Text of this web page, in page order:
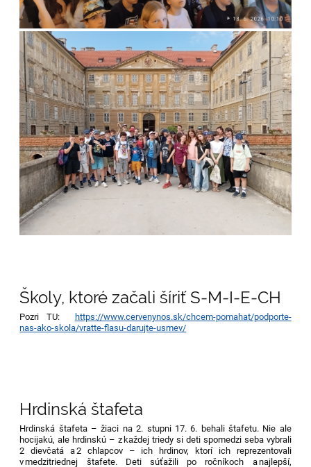
Školy, ktoré začali šíriť S-M-I-E-CH
Pozri TU:
https://www.cervenynos.sk/chcem-pomahat/podporte-
nas-ako-skola/vratte-flasu-darujte-usmev/
Hrdinská štafeta
Hrdinská štafeta – žiaci na 2. stupni 17. 6. behali štafetu. Nie ale
hocijakú, ale hrdinskú – z každej triedy si deti spomedzi seba vybrali
2 dievčatá a 2 chlapcov – ich hrdinov, ktorí ich reprezentovali
v medzitriednej štafete. Deti súťažili po ročníkoch a najlepší,